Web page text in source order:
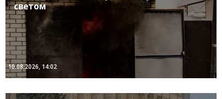
светом
10.08.2026, 14:02